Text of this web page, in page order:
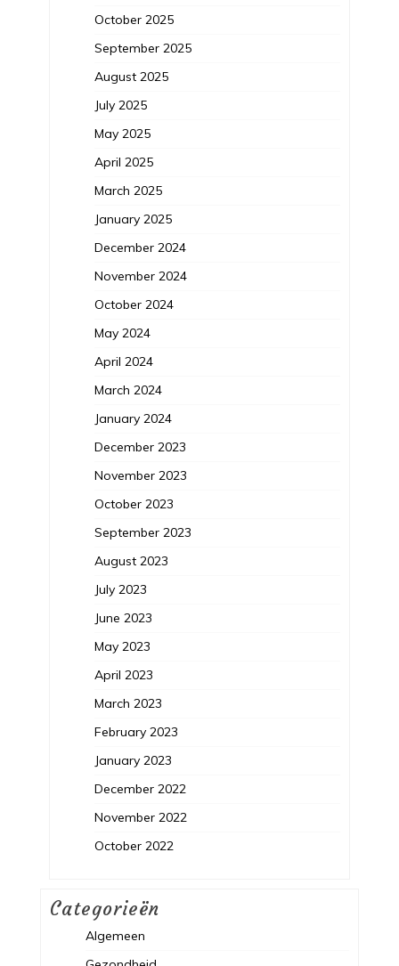
October 2025
September 2025
August 2025
July 2025
May 2025
April 2025
March 2025
January 2025
December 2024
November 2024
October 2024
May 2024
April 2024
March 2024
January 2024
December 2023
November 2023
October 2023
September 2023
August 2023
July 2023
June 2023
May 2023
April 2023
March 2023
February 2023
January 2023
December 2022
November 2022
October 2022
Categorieën
Algemeen